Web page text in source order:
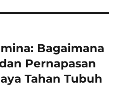
Bagaimana
Pernapasan
Tahan Tubuh